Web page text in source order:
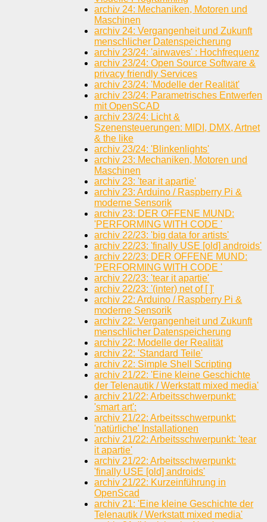
archiv 24: Mechaniken, Motoren und
Maschinen
archiv 24: Vergangenheit und Zukunft
menschlicher Datenspeicherung
archiv 23/24: 'airwaves' : Hochfrequenz
archiv 23/24: Open Source Software &
privacy friendly Services
archiv 23/24: 'Modelle der Realität'
archiv 23/24: Parametrisches Entwerfen
mit OpenSCAD
archiv 23/24: Licht &
Szenensteuerungen: MIDI, DMX, Artnet
& the like
archiv 23/24: 'Blinkenlights'
archiv 23: Mechaniken, Motoren und
Maschinen
archiv 23: 'tear it apartie'
archiv 23: Arduino / Raspberry Pi &
moderne Sensorik
archiv 23: DER OFFENE MUND:
'PERFORMING WITH CODE '
archiv 22/23: 'big data for artists'
archiv 22/23: 'finally USE [old] androids'
archiv 22/23: DER OFFENE MUND:
'PERFORMING WITH CODE '
archiv 22/23: 'tear it apartie'
archiv 22/23: '(inter) net of [ ]'
archiv 22: Arduino / Raspberry Pi &
moderne Sensorik
archiv 22: Vergangenheit und Zukunft
menschlicher Datenspeicherung
archiv 22: Modelle der Realität
archiv 22: 'Standard Teile'
archiv 22: Simple Shell Scripting
archiv 21/22: 'Eine kleine Geschichte
der Telenautik / Werkstatt mixed media'
archiv 21/22: Arbeitsschwerpunkt:
'smart art':
archiv 21/22: Arbeitsschwerpunkt:
'natürliche' Installationen
archiv 21/22: Arbeitsschwerpunkt: 'tear
it apartie'
archiv 21/22: Arbeitsschwerpunkt:
'finally USE [old] androids'
archiv 21/22: Kurzeinführung in
OpenScad
archiv 21: 'Eine kleine Geschichte der
Telenautik / Werkstatt mixed media'